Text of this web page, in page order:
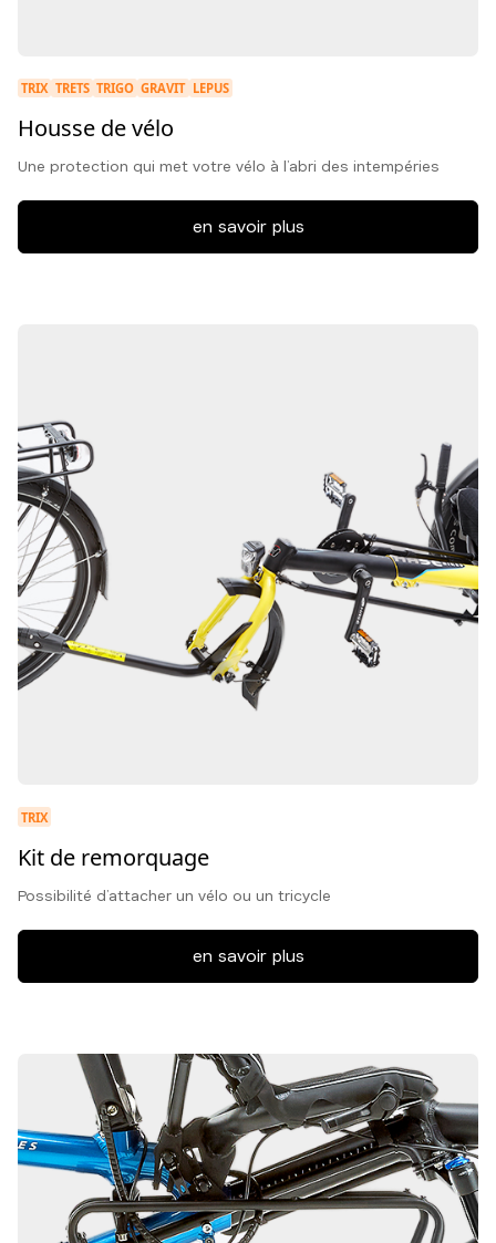
TRIX TRETS TRIGO GRAVIT LEPUS
Housse de vélo
Une protection qui met votre vélo à l’abri des intempéries
en savoir plus
TRIX
Kit de remorquage
Possibilité d’attacher un vélo ou un tricycle
en savoir plus